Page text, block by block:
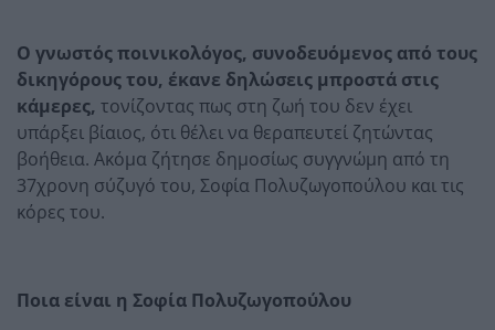
Ο γνωστός ποινικολόγος, συνοδευόμενος από τους
δικηγόρους του, έκανε δηλώσεις μπροστά στις
κάμερες, τονίζοντας πως στη ζωή του δεν έχει
υπάρξει βίαιος, ότι θέλει να θεραπευτεί ζητώντας
βοήθεια. Ακόμα ζήτησε δημοσίως συγγνώμη από τη
37χρονη σύζυγό του, Σοφία Πολυζωγοπούλου και τις
κόρες του.
Ποια είναι η Σοφία Πολυζωγοπούλου